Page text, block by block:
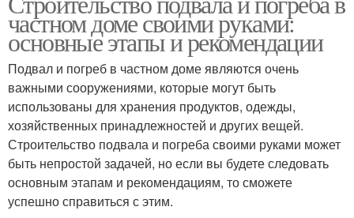
частном доме своими руками:
основные этапы и рекомендации
Подвал и погреб в частном доме являются очень
важными сооружениями, которые могут быть
использованы для хранения продуктов, одежды,
хозяйственных принадлежностей и других вещей.
Строительство подвала и погреба своими руками может
быть непростой задачей, но если вы будете следовать
основным этапам и рекомендациям, то сможете
успешно справиться с этим.